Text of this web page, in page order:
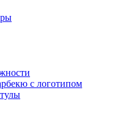
с логотипом